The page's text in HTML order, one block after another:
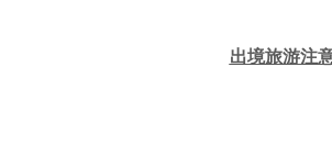
出境旅游注